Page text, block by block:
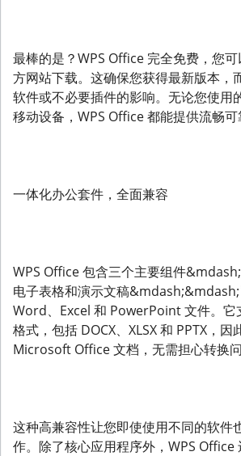
最棒的是？WPS Office 完全免费，您
方网站下载。这确保您获得最新版本，
软件或不必要插件的影响。无论您使用
移动设备，WPS Office 都能提供流畅可
一体化办公套件，全面兼容
WPS Office 包含三个主要组件
电子表格和演示文稿
Word、Excel 和 PowerPoint 文件。它
格式，包括 DOCX、XLSX 和 PPTX，
Microsoft Office 文档，无需担心转换问
这种高兼容性让您即使使用不同的软件
作。除了核心应用程序外，WPS Office